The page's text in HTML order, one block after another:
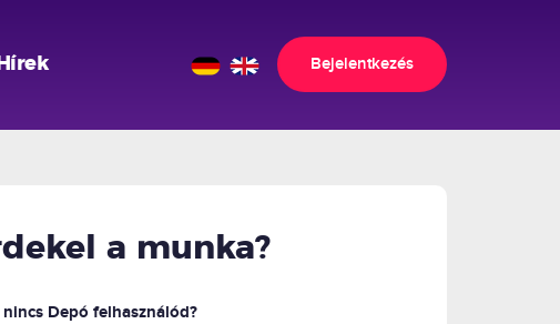
Hírek Bejelentkezés
a munka?
nincs Depó felhasználód?